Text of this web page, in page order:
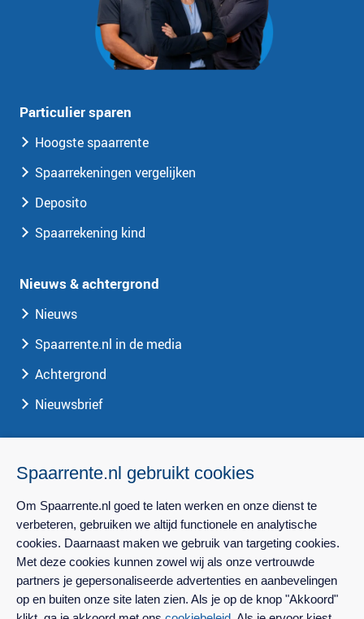
Particulier sparen
Hoogste spaarrente
Spaarrekeningen vergelijken
Deposito
Spaarrekening kind
Nieuws & achtergrond
Nieuws
Spaarrente.nl in de media
Achtergrond
Nieuwsbrief
Over Spaarrente.nl
Privacy
Contact
Perscontact
Spaarrente.nl gebruikt cookies
Om Spaarrente.nl goed te laten werken en onze dienst te
verbeteren, gebruiken we altijd functionele en analytische
cookies. Daarnaast maken we gebruik van targeting cookies.
Met deze cookies kunnen zowel wij als onze vertrouwde
partners je gepersonaliseerde advertenties en aanbevelingen
op en buiten onze site laten zien. Als je op de knop "Akkoord"